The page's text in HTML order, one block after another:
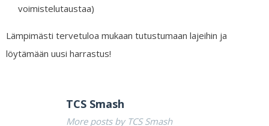
voimistelutaustaa)
Lämpimästi tervetuloa mukaan tutustumaan lajeihin ja
löytämään uusi harrastus!
TCS Smash
More posts by TCS Smash